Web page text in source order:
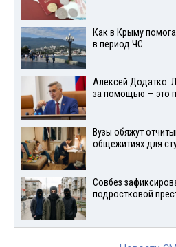
Как в Крыму
в период ЧС
Алексей Додатко:
за помощью — это
Вузы обяжут
общежитиях для
Совбез
подростковой